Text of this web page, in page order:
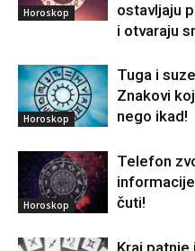
Horoskop
ostavljaju
i otvaraju
Horoskop
Tuga i
Znakovi
nego ikad!
Horoskop
Telefon
čuti!